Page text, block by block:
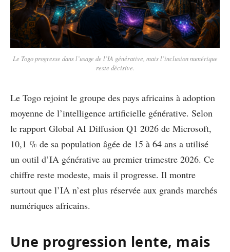
Le Togo progresse dans l’usage de l’IA générative, mais l’inclusion numérique
reste décisive.
Le Togo rejoint le groupe des pays africains à adoption
moyenne de l’intelligence artificielle générative. Selon
le rapport Global AI Diffusion Q1 2026 de Microsoft,
10,1 % de sa population âgée de 15 à 64 ans a utilisé
un outil d’IA générative au premier trimestre 2026. Ce
chiffre reste modeste, mais il progresse. Il montre
surtout que l’IA n’est plus réservée aux grands marchés
numériques africains.
Une progression lente, mais